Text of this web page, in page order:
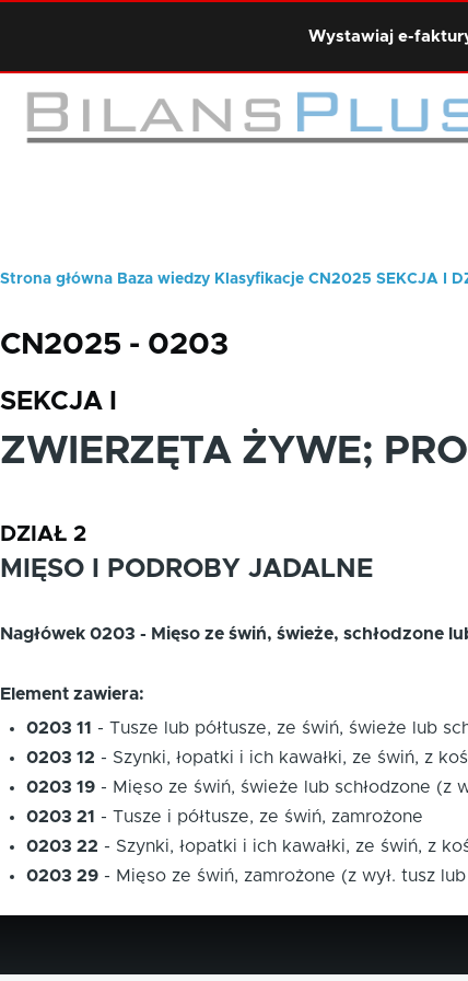
Wystawiaj e-
Ścieżka
Strona główna Baza wiedzy Klasyfikacje CN2025 SEKCJA I
CN2025 - 0203
SEKCJA I
ZWIERZĘTA ŻYWE;
DZIAŁ 2
MIĘSO I PODROBY JADALNE
Nagłówek 0203 - Mięso ze świń, świeże, schłodzone
Element zawiera:
0203 11
- Tusze lub półtusze, ze świń, świeże lub
0203 12 - Szynki, łopatki i ich kawałki, ze świń, z
0203 19 - Mięso ze świń, świeże lub schłodzone (z
0203 21
- Tusze i półtusze, ze świń, zamrożone
0203 22 - Szynki, łopatki i ich kawałki, ze świń, z
0203 29 - Mięso ze świń, zamrożone (z wył. tusz